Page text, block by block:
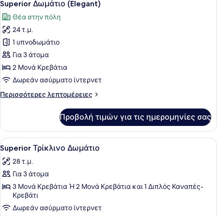
όλων
των
φωτογραφιών
για
Superior
Δωμάτιο
(Elegant)
Superior Δωμάτιο (Elegant)
Θέα στην πόλη
24 τ.μ.
1 υπνοδωμάτιο
Για 3 άτομα
2 Μονά Κρεβάτια
Δωρεάν ασύρματο ίντερνετ
Περισσότερες λεπτομέρειες
Περισσότερες
Δωμάτιο
(Elegant)
Προβολή τιμών για τις ημερομηνίες σας
Προβολή
όλων
των
φωτογραφιών
για
Superior
Τρίκλινο
Ένα δωμάτιο ξενοδοχείου με δύο
5
Superior Τρίκλινο Δωμάτιο
28 τ.μ.
Για 3 άτομα
3 Μονά Κρεβάτια Ή 2 Μονά Κρεβάτια και 1 Διπλός Καναπές-
Κρεβάτι
Δωρεάν ασύρματο ίντερνετ